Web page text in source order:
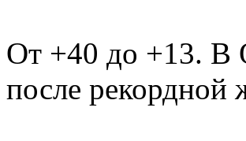
От +40 до +13. В
после